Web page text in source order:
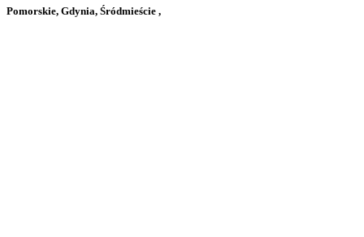
Pomorskie, Gdynia, Śródmieście ,